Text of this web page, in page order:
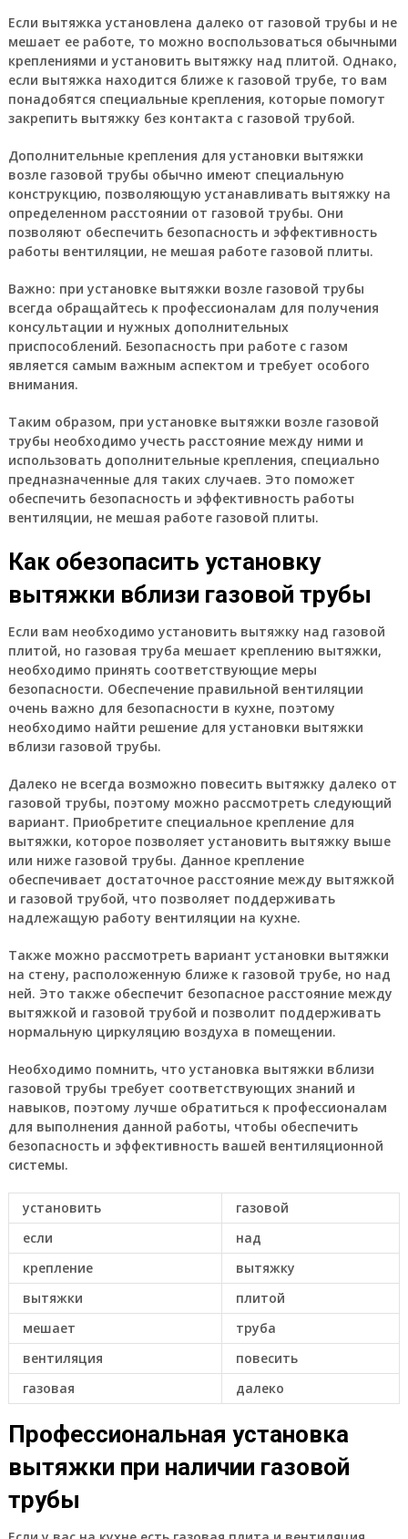
Если вытяжка установлена далеко от газовой трубы и не
мешает ее работе, то можно воспользоваться обычными
креплениями и установить вытяжку над плитой. Однако,
если вытяжка находится ближе к газовой трубе, то вам
понадобятся специальные крепления, которые помогут
закрепить вытяжку без контакта с газовой трубой.
Дополнительные крепления для установки вытяжки
возле газовой трубы обычно имеют специальную
конструкцию, позволяющую устанавливать вытяжку на
определенном расстоянии от газовой трубы. Они
позволяют обеспечить безопасность и эффективность
работы вентиляции, не мешая работе газовой плиты.
Важно: при установке вытяжки возле газовой трубы
всегда обращайтесь к профессионалам для получения
консультации и нужных дополнительных
приспособлений. Безопасность при работе с газом
является самым важным аспектом и требует особого
внимания.
Таким образом, при установке вытяжки возле газовой
трубы необходимо учесть расстояние между ними и
использовать дополнительные крепления, специально
предназначенные для таких случаев. Это поможет
обеспечить безопасность и эффективность работы
вентиляции, не мешая работе газовой плиты.
Как обезопасить установку
вытяжки вблизи газовой трубы
Если вам необходимо установить вытяжку над газовой
плитой, но газовая труба мешает креплению вытяжки,
необходимо принять соответствующие меры
безопасности. Обеспечение правильной вентиляции
очень важно для безопасности в кухне, поэтому
необходимо найти решение для установки вытяжки
вблизи газовой трубы.
Далеко не всегда возможно повесить вытяжку далеко от
газовой трубы, поэтому можно рассмотреть следующий
вариант. Приобретите специальное крепление для
вытяжки, которое позволяет установить вытяжку выше
или ниже газовой трубы. Данное крепление
обеспечивает достаточное расстояние между вытяжкой
и газовой трубой, что позволяет поддерживать
надлежащую работу вентиляции на кухне.
Также можно рассмотреть вариант установки вытяжки
на стену, расположенную ближе к газовой трубе, но над
ней. Это также обеспечит безопасное расстояние между
вытяжкой и газовой трубой и позволит поддерживать
нормальную циркуляцию воздуха в помещении.
Необходимо помнить, что установка вытяжки вблизи
газовой трубы требует соответствующих знаний и
навыков, поэтому лучше обратиться к профессионалам
для выполнения данной работы, чтобы обеспечить
безопасность и эффективность вашей вентиляционной
системы.
установить
газовой
если
над
крепление
вытяжку
вытяжки
плитой
мешает
труба
вентиляция
повесить
газовая
далеко
Профессиональная установка
вытяжки при наличии газовой
трубы